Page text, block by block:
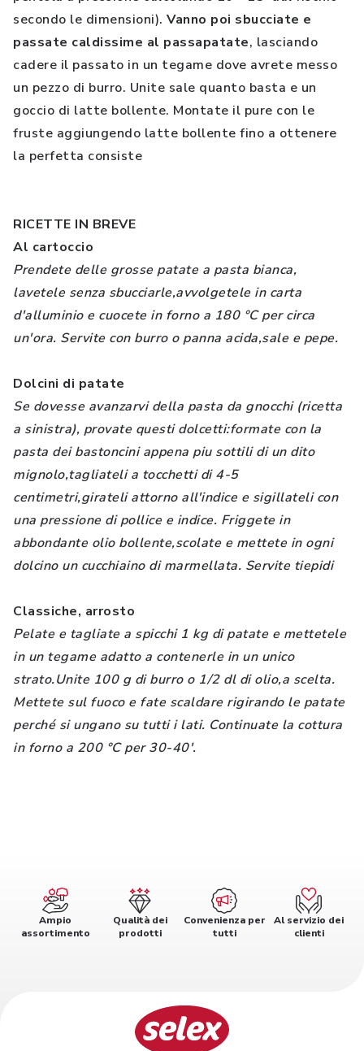
secondo le dimensioni). Vanno poi sbucciate e
passate caldissime al passapatate, lasciando
cadere il passato in un tegame dove avrete messo
un pezzo di burro. Unite sale quanto basta e un
goccio di latte bollente. Montate il pure con le
fruste aggiungendo latte bollente fino a ottenere
la perfetta consiste
RICETTE IN BREVE
Al cartoccio
Prendete delle grosse patate a pasta bianca,
lavetele senza sbucciarle,avvolgetele in carta
d'alluminio e cuocete in forno a 180 °C per circa
un'ora. Servite con burro o panna acida,sale e pepe.
Dolcini di patate
Se dovesse avanzarvi della pasta da gnocchi (ricetta
a sinistra), provate questi dolcetti:formate con la
pasta dei bastoncini appena piu sottili di un dito
mignolo,tagliateli a tocchetti di 4-5
centimetri,girateli attorno all'indice e sigillateli con
una pressione di pollice e indice. Friggete in
abbondante olio bollente,scolate e mettete in ogni
dolcino un cucchiaino di marmellata. Servite tiepidi
Classiche, arrosto
Pelate e tagliate a spicchi 1 kg di patate e mettetele
in un tegame adatto a contenerle in un unico
strato.Unite 100 g di burro o 1/2 dl di olio,a scelta.
Mettete sul fuoco e fate scaldare rigirando le patate
perché si ungano su tutti i lati. Continuate la cottura
in forno a 200 °C per 30-40'.
Ampio
assortimento
Qualità dei
prodotti
Convenienza per
tutti
Al servizio dei
clienti